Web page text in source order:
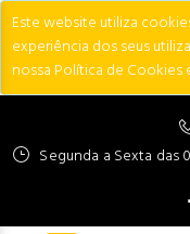
Este website utiliza
experiência dos seus
nossa Política de Cookies
Segunda a Sexta das